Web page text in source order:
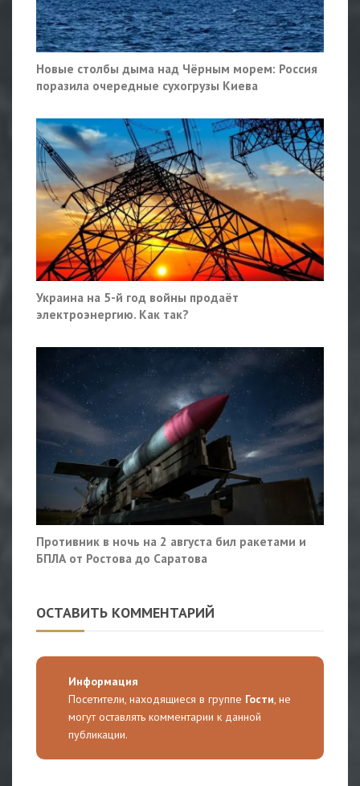
Новые столбы дыма над Чёрным морем: Россия
поразила очередные сухогрузы Киева
Украина на 5-й год войны продаёт
электроэнергию. Как так?
Противник в ночь на 2 августа бил ракетами и
БПЛА от Ростова до Саратова
ОСТАВИТЬ КОММЕНТАРИЙ
Информация
Посетители, находящиеся в группе Гости, не
могут оставлять комментарии к данной
публикации.